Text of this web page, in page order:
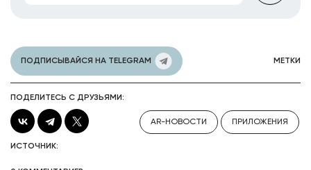
ПОДПИСЫВАЙСЯ НА TELEGRAM МЕТКИ
ПОДЕЛИТЕСЬ С ДРУЗЬЯМИ:
AR-НОВОСТИ ПРИЛОЖЕНИЯ
ИСТОЧНИК: